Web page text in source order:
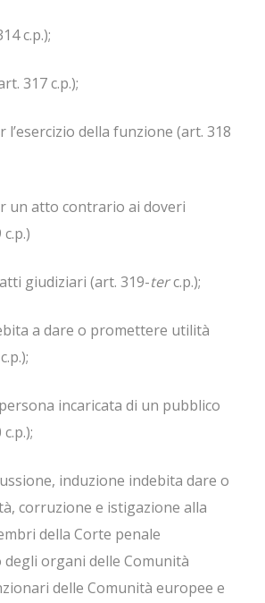
c.p.);
317 c.p.);
l’esercizio della funzione (art. 318
un atto contrario ai doveri
giudiziari (art. 319-terc.p.);
a dare o promettere utilità
incaricata di un pubblico
induzione indebita dare o
corruzione e istigazione alla
della Corte penale
organi delle Comunità
delle Comunità europee e